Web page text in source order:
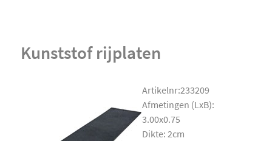
Kunststof rijplaten
Artikelnr:233209
Afmetingen (LxB):
3.00x0.75
Dikte: 2cm